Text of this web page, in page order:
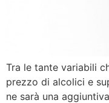
Tra le tante variabili
prezzo di alcolici e
ne sarà una